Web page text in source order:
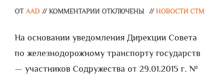
ОТ AAD // КОММЕНТАРИИ ОТКЛЮЧЕНЫ // НОВОСТИ СТМ
На основании уведомления Дирекции Совета
по железнодорожному транспорту государств
— участников Содружества от 29.01.2015 г. №